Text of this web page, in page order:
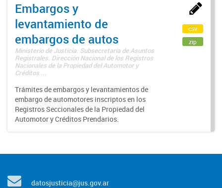
Embargos y
levantamiento de
embargos de autos
Ministerio de Justicia. Subsecretaría de Asuntos
Registrales. Dirección Nacional de los Registros
Nacionales de la Propiedad del Automotor y
Créditos ...
Trámites de embargos y levantamientos de
embargo de automotores inscriptos en los
Registros Seccionales de la Propiedad del
Automotor y Créditos Prendarios.
csv
zip
datosjusticia@jus.gov.ar